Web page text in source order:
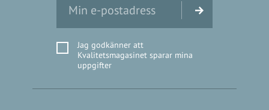
Jag godkänner att
Kvalitetsmagasinet sparar mina
uppgifter